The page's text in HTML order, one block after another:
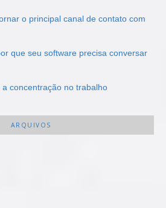
o principal canal de contato com
que seu software precisa conversar
concentração no trabalho
ARQUIVOS